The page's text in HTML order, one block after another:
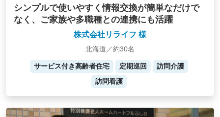
シンプルで使いやすく情報交換が簡単なだけで
なく、ご家族や多職種との連携にも活躍
株式会社リライフ 様
北海道／約30名
サービス付き高齢者住宅 定期巡回
訪問介護
訪問看護